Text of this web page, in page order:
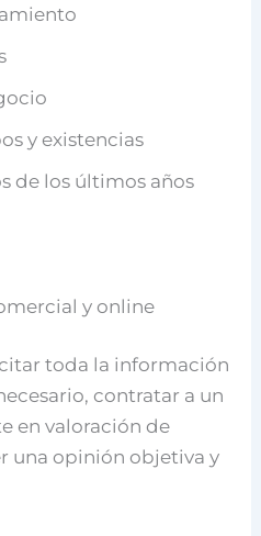
y existencias
de los últimos años
y online
toda la información
contratar a un
en valoración de
una opinión objetiva y